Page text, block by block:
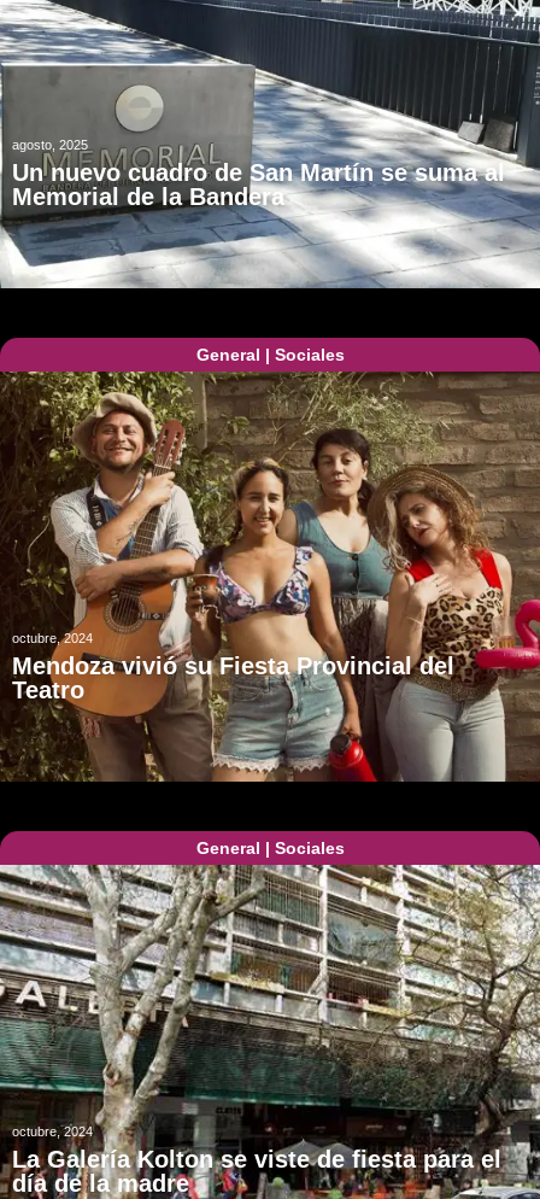
agosto, 2025
Un nuevo cuadro de San Martín se suma al
Memorial de la Bandera
General | Sociales
octubre, 2024
Mendoza vivió su Fiesta Provincial del
Teatro
General | Sociales
octubre, 2024
La Galería Kolton se viste de fiesta para el
día de la madre